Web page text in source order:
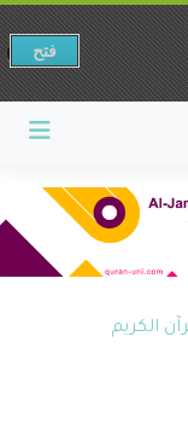
الكريم
فتح